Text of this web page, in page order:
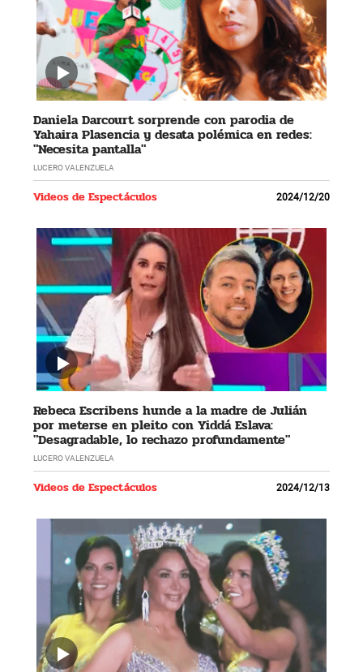
Daniela Darcourt sorprende con parodia de
Yahaira Plasencia y desata polémica en redes:
"Necesita pantalla"
LUCERO VALENZUELA
Videos de Espectáculos 2024/12/20
Rebeca Escribens hunde a la madre de Julián
por meterse en pleito con Yiddá Eslava:
"Desagradable, lo rechazo profundamente"
LUCERO VALENZUELA
Videos de Espectáculos 2024/12/13